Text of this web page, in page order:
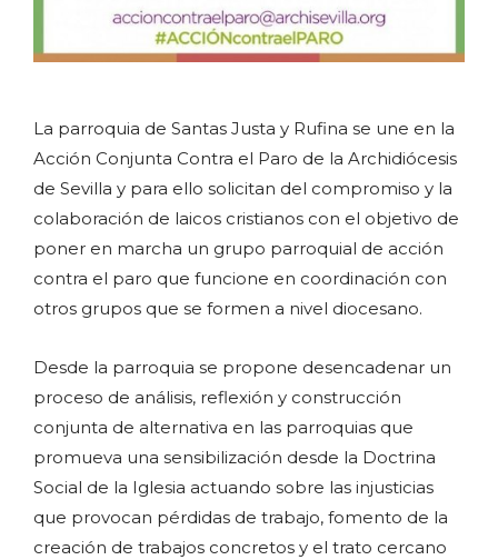
La parroquia de Santas Justa y Rufina se une en la
Acción Conjunta Contra el Paro de la Archidiócesis
de Sevilla y para ello solicitan del compromiso y la
colaboración de laicos cristianos con el objetivo de
poner en marcha un grupo parroquial de acción
contra el paro que funcione en coordinación con
otros grupos que se formen a nivel diocesano.
Desde la parroquia se propone desencadenar un
proceso de análisis, reflexión y construcción
conjunta de alternativa en las parroquias que
promueva una sensibilización desde la Doctrina
Social de la Iglesia actuando sobre las injusticias
que provocan pérdidas de trabajo, fomento de la
creación de trabajos concretos y el trato cercano